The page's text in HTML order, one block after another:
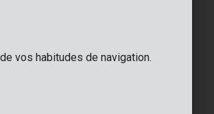
info@varo.com
vos habitudes de navigation.